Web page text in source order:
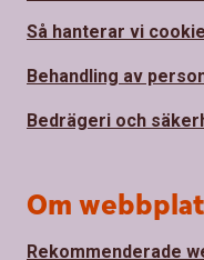
Så hanterar vi
Behandling av
Bedrägeri och
Om
Rekommenderade